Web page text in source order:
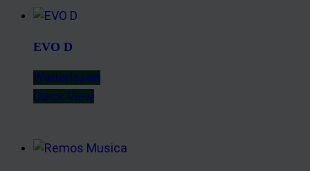
EVO D
Weiterlesen
Quick View